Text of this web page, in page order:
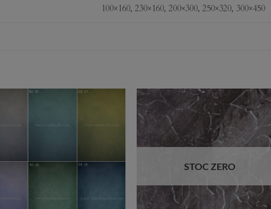
100×160, 230×160, 200×300, 250×320, 300×450
Wishlist
STOC ZERO